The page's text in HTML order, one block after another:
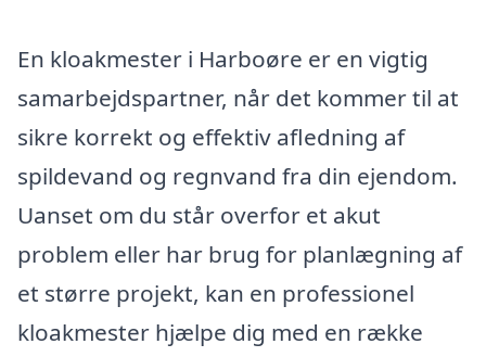
En kloakmester i Harboøre er en vigtig
samarbejdspartner, når det kommer til at
sikre korrekt og effektiv afledning af
spildevand og regnvand fra din ejendom.
Uanset om du står overfor et akut
problem eller har brug for planlægning af
et større projekt, kan en professionel
kloakmester hjælpe dig med en række